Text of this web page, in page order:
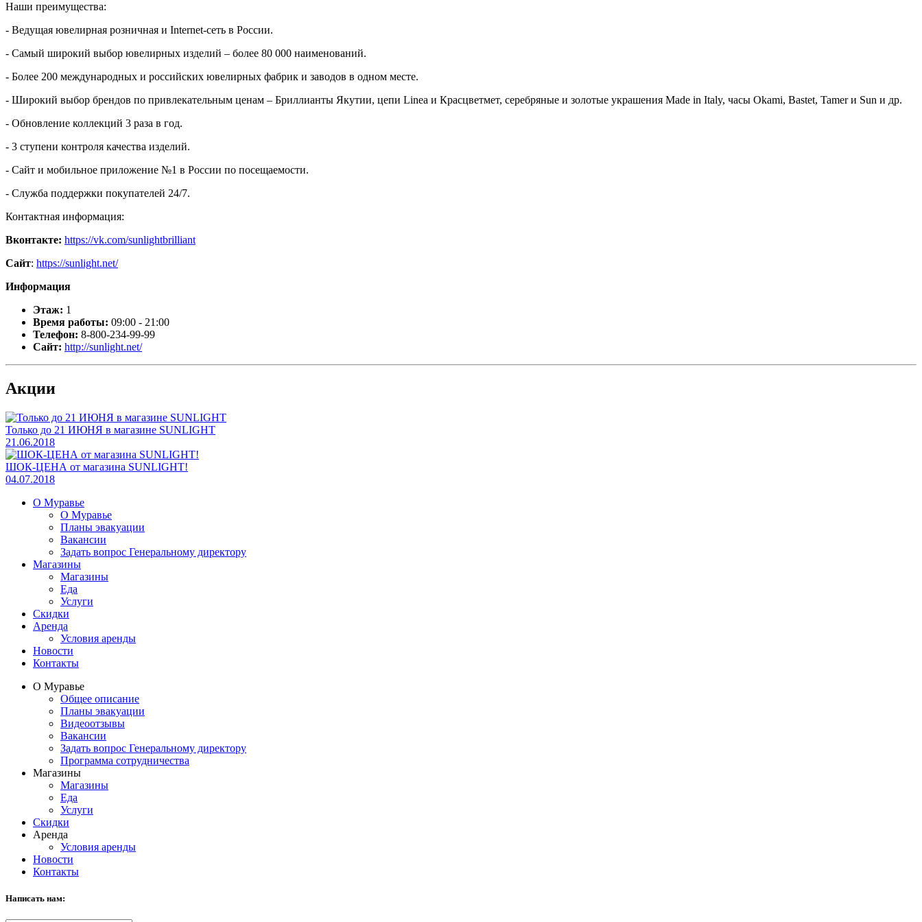
Наши преимущества:
- Ведущая ювелирная розничная и Internet-сеть в России.
- Самый широкий выбор ювелирных изделий – более 80 000 наименований.
- Более 200 международных и российских ювелирных фабрик и заводов в одном месте.
- Широкий выбор брендов по привлекательным ценам – Бриллианты Якутии, цепи Linea и Красцветмет, серебряные и золотые украшения Made in Italy, часы Okami, Bastet, Tamer и Sun и др.
- Обновление коллекций 3 раза в год.
- 3 ступени контроля качества изделий.
- Сайт и мобильное приложение №1 в России по посещаемости.
- Служба поддержки покупателей 24/7.
Контактная информация:
Вконтакте: https://vk.com/sunlightbrilliant
Сайт: https://sunlight.net/
Информация
Этаж: 1
Время работы: 09:00 - 21:00
Телефон: 8-800-234-99-99
Сайт: http://sunlight.net/
Акции
Только до 21 ИЮНЯ в магазине SUNLIGHT
21.06.2018
ШОК-ЦЕНА от магазина SUNLIGHT!
04.07.2018
О Муравье
О Муравье
Планы эвакуации
Вакансии
Задать вопрос Генеральному директору
Магазины
Магазины
Еда
Услуги
Скидки
Аренда
Условия аренды
Новости
Контакты
О Муравье
Общее описание
Планы эвакуации
Видеоотзывы
Вакансии
Задать вопрос Генеральному директору
Программа сотрудничества
Магазины
Магазины
Еда
Услуги
Скидки
Аренда
Условия аренды
Новости
Контакты
Написать нам: